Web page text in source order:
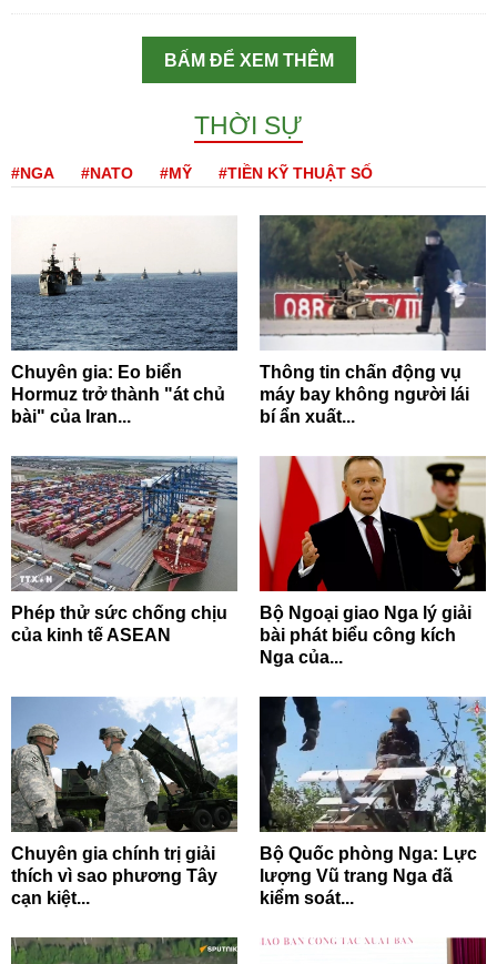
BẤM ĐỂ XEM THÊM
THỜI SỰ
#NGA #NATO #MỸ #TIỀN KỸ THUẬT SỐ
Chuyên gia: Eo biển
Hormuz trở thành "át chủ
bài" của Iran...
Thông tin chấn động vụ
máy bay không người lái
bí ẩn xuất...
Phép thử sức chống chịu
của kinh tế ASEAN
Bộ Ngoại giao Nga lý giải
bài phát biểu công kích
Nga của...
Chuyên gia chính trị giải
thích vì sao phương Tây
cạn kiệt...
Bộ Quốc phòng Nga: Lực
lượng Vũ trang Nga đã
kiểm soát...